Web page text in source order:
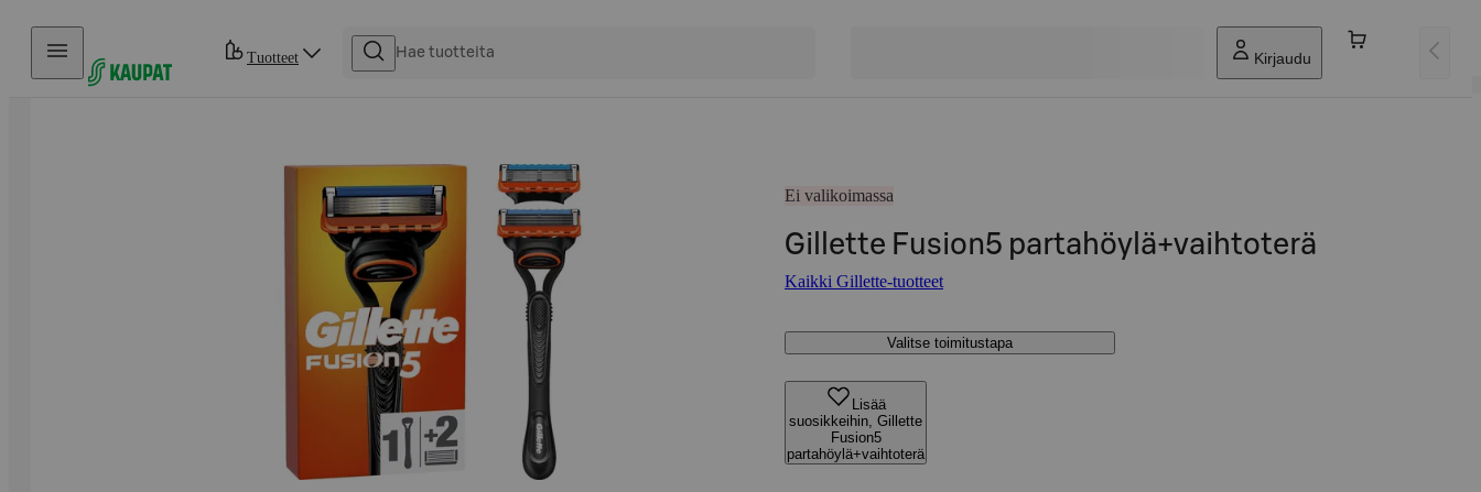
Hyppää sisältöön
Tuotteet Kirjaudu
Ei valikoimassa
Gillette Fusion5 partahöylä+vaihtoterä
Kaikki Gillette-tuotteet
Valitse toimitustapa
Lisää
suosikkeihin, Gillette
Fusion5
partahöylä+vaihtoterä